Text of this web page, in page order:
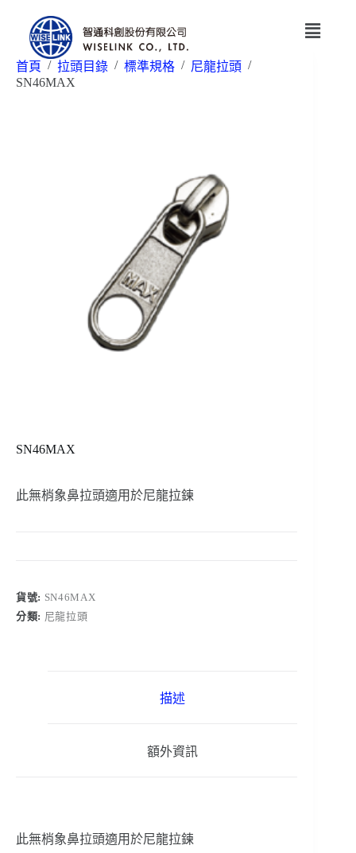
首頁 / 拉頭目錄 / 標準規格 / 尼龍拉頭 /
SN46MAX
SN46MAX
此無梢象鼻拉頭適用於尼龍拉鍊
貨號: SN46MAX
分類: 尼龍拉頭
描述
額外資訊
此無梢象鼻拉頭適用於尼龍拉鍊